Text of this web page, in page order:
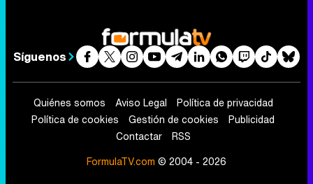
Síguenos
Quiénes somos Aviso Legal
Política de privacidad
Política de cookies
Gestión de cookies
Publicidad
Contactar
RSS
FormulaTV.com © 2004 - 2026